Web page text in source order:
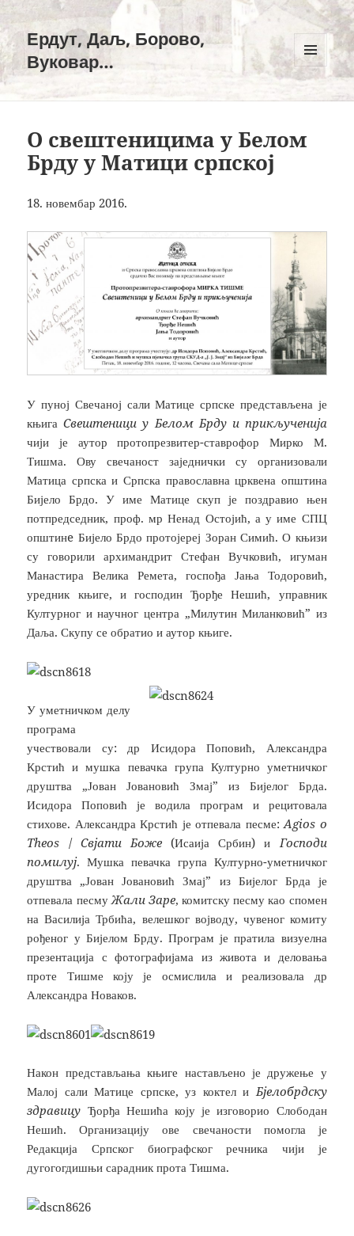
Ердут, Даљ, Борово,
Вуковар…
ИЗБОРНИК
ВИЏЕТИ
О свештеницима у Белом
Брду у Матици српској
18. новембар 2016.
У пуној Свечаној сали Матице српске представљена је
књигаСвештеници у Белом Брду и прикљученија
чији је аутор протопрезвитер-ставрофор Мирко М.
Тишма. Ову свечаност заједнички су организовали
Матица српска и Српска православна црквена општина
Бијело Брдо. У име Матице скуп је поздравио њен
потпредседник, проф. мр Ненад Остојић, а у име СПЦ
општинe Бијело Брдо протојереј Зоран Симић. О књизи
су говорили архимандрит Стефан Вучковић, игуман
Манастира Велика Ремета, госпођа Јања Тодоровић,
уредник књиге, и господин Ђорђе Нешић, управник
Културног и научног центра „Милутин Миланковић” из
Даља. Скупу се обратио и аутор књиге.
У уметничком делу
програма
учествовали су: др Исидора Поповић, Александра
Крстић и мушка певачка група Културно уметничког
друштва „Јован Јовановић Змај” из Бијелог Брда.
Исидора Поповић је водила програм и рецитовала
стихове. Александра Крстић је отпевала песме:Agios o
Theos / Свјати Боже(Исаија Србин) иГосподи
помилуј. Мушка певачка група Културно-уметничког
друштва „Јован Јовановић Змај” из Бијелог Брда је
отпевала песмуЖали Заре, комитску песму као спомен
на Василија Трбића, велешког војводу, чувеног комиту
рођеног у Бијелом Брду. Програм је пратила визуелна
презентација с фотографијама из живота и деловања
проте Тишме коју је осмислила и реализовала др
Александра Новаков.
Након представљања књиге настављено је дружење у
Малој сали Матице српске, уз коктел иБјелобрдску
здравицу Ђорђа Нешића коју је изговорио Слободан
Нешић. Организацију ове свечаности помогла је
Редакција Српског биографског речника чији је
дугогогдишњи сарадник прота Тишма.